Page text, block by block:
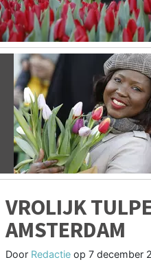
Vorige
VROLIJK
AMSTERDAM
Door Redactie op 7 december